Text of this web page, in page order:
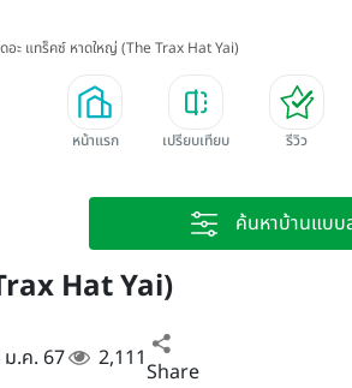
ดอะ แทร็คซ์ หาดใหญ่ (The Trax Hat Yai)
หน้าแรก เปรียบเทียบ รีวิว
ค้นหาบ้านแบบ
Hat Yai)
.ค. 67 2,111Share